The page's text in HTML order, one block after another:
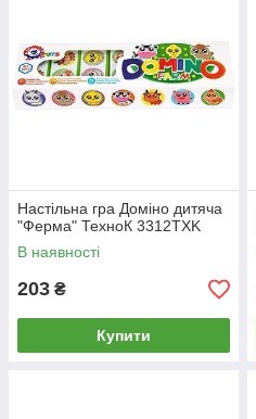
Настільна гра Доміно дитяча
"Ферма" ТехноК 3312TXK
В наявності
203 ₴
Купити